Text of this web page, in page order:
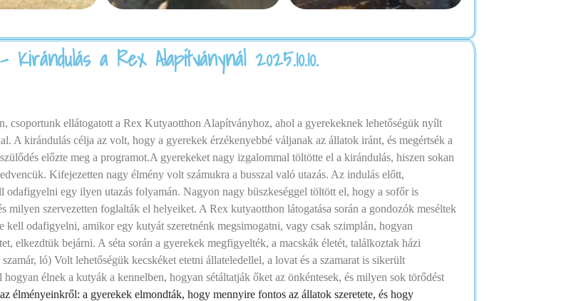
a Rex Alapítványnál 2025.10.10.
csoportunk ellátogatott a Rex Kutyaotthon Alapítványhoz, ahol a gyerekeknek lehetőségük nyílt
A kirándulás célja az volt, hogy a gyerekek érzékenyebbé váljanak az állatok iránt, és megértsék a
előzte meg a programot.A gyerekeket nagy izgalommal töltötte el a kirándulás, hiszen sokan
Kifejezetten nagy élmény volt számukra a busszal való utazás. Az indulás előtt,
egy ilyen utazás folyamán. Nagyon nagy büszkeséggel töltött el, hogy a sofőr is
milyen szervezetten foglalták el helyeiket. A Rex kutyaotthon látogatása során a gondozók meséltek
kell odafigyelni, amikor egy kutyát szeretnénk megsimogatni, vagy csak szimplán, hogyan
elkezdtük bejárni. A séta során a gyerekek megfigyelték, a macskák életét, találkoztak házi
ló) Volt lehetőségük kecskéket etetni állateledellel, a lovat és a szamarat is sikerült
élnek a kutyák a kennelben, hogyan sétáltatják őket az önkéntesek, és milyen sok törődést
élményeinkről: a gyerekek elmondták, hogy mennyire fontos az állatok szeretete, és hogy